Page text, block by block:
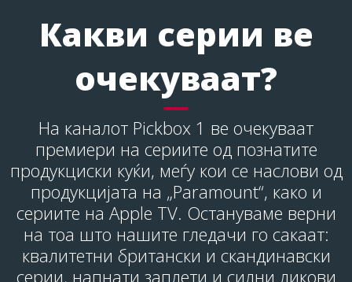
Какви серии ве
очекуваат?
На каналот Pickbox 1 ве очекуваат
премиери на сериите од познатите
продукциски куќи, меѓу кои се наслови од
продукцијата на „Paramount“, како и
сериите на Apple TV. Остануваме верни
на тоа што нашите гледачи го сакаат:
квалитетни британски и скандинавски
серии, напнати заплети и силни ликови